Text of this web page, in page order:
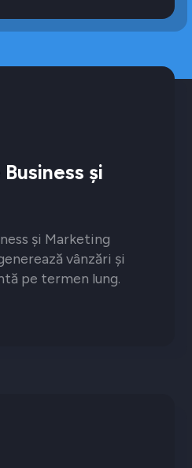
și
și Marketing
vânzări și
pe termen lung.